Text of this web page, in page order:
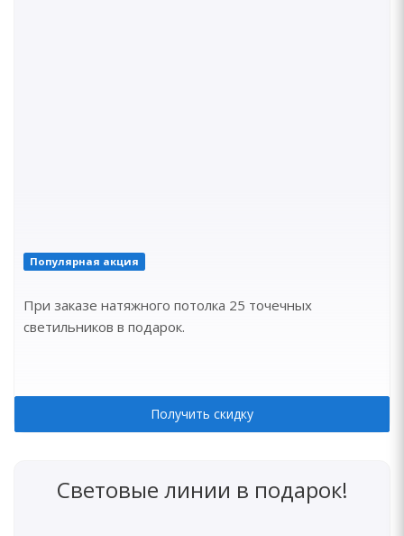
Популярная акция
При заказе натяжного потолка 25 точечных
светильников в подарок.
Получить скидку
Световые линии в подарок!